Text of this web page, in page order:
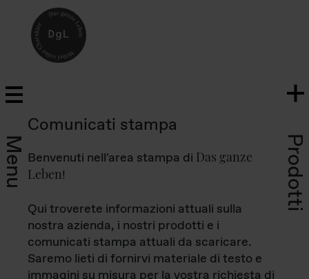
Menu Prodotti
Comunicati stampa
Benvenuti nell'area stampa di Das ganze
Leben!
Qui troverete informazioni attuali sulla
nostra azienda, i nostri prodotti e i
comunicati stampa attuali da scaricare.
Saremo lieti di fornirvi materiale di testo e
immagini su misura per la vostra richiesta di